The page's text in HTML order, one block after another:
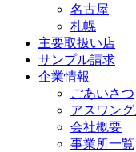
名古屋
札幌
主要取扱い店
サンプル請求
企業情報
ごあいさつ
アスワン
会社概要
事業所一覧